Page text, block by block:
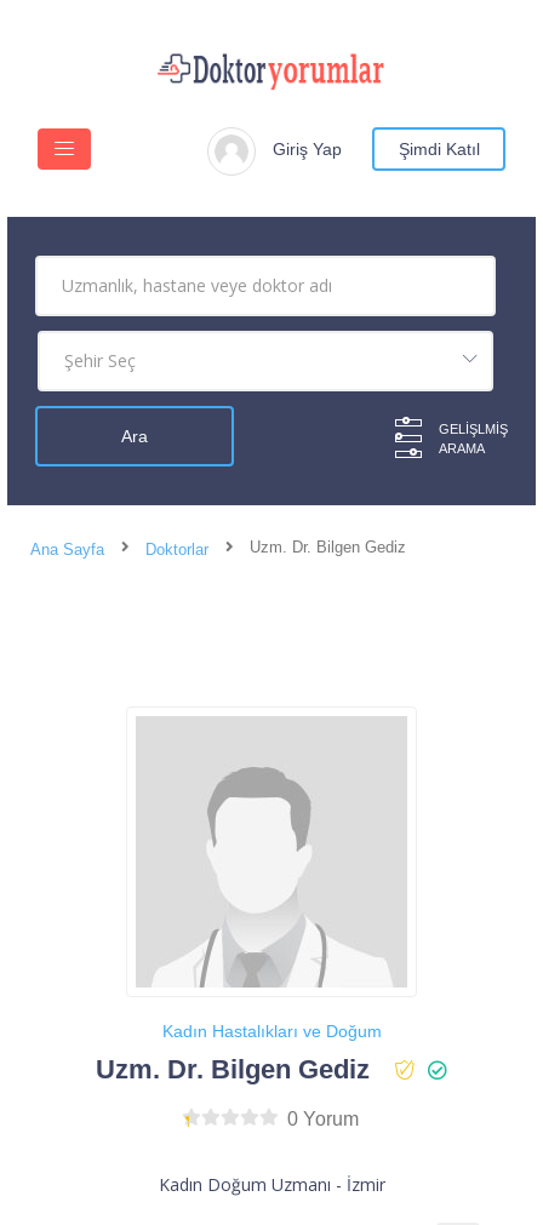
Giriş Yap Şimdi Katıl
GELIŞLMIŞ
ARAMA
Ana Sayfa Doktorlar Uzm. Dr. Bilgen Gediz
Kadın Hastalıkları ve Doğum
Uzm. Dr. Bilgen Gediz
0 Yorum
Kadın Doğum Uzmanı - İzmir